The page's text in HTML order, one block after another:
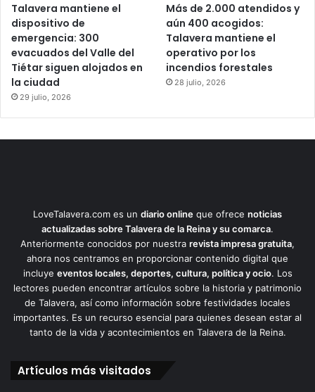
Talavera mantiene el
dispositivo de
emergencia: 300
evacuados del Valle del
Tiétar siguen alojados en
la ciudad
29 julio, 2026
Más de 2.000 atendidos y
aún 400 acogidos:
Talavera mantiene el
operativo por los
incendios forestales
28 julio, 2026
LoveTalavera.com es un diario online que ofrece noticias
actualizadas sobre Talavera de la Reina y su comarca.
Anteriormente conocidos por nuestra revista impresa gratuita,
ahora nos centramos en proporcionar contenido digital que
incluye eventos locales, deportes, cultura, política y ocio. Los
lectores pueden encontrar artículos sobre la historia y patrimonio
de Talavera, así como información sobre festividades locales
importantes. Es un recurso esencial para quienes desean estar al
tanto de la vida y acontecimientos en Talavera de la Reina.
Artículos más visitados